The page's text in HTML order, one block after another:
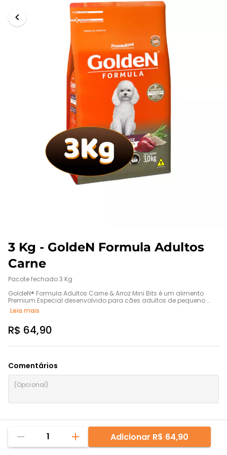
3 Kg - GoldeN Formula Adultos
Carne
Pacote fechado 3 Kg
GoldeN® Formula Adultos Carne & Arroz Mini Bits é um alimento
Premium Especial desenvolvido para cães adultos de pequeno
porte.
Os cães são essencialmente carnívoros e digerem muito melhor os
Apresenta grãos adequados para animais de pequeno porte,
facilitando a mastigação.
Leia mais
R$ 64,90
Comentários
1 Adicionar R$ 64,90